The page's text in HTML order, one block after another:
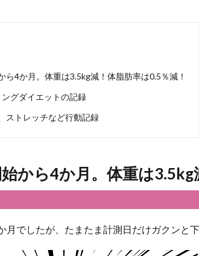
ら4か月。体重は3.5kg減！体脂肪率は0.5％減！
ングダイエットの記録
ストレッチなど行動記録
から4か月。体重は3.5kg
月でしたが、たまたま計測日だけガクンと下